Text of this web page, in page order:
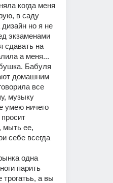
когда меня
в саду
но я не
экзаменами
сдавать на
а меня...
Бабуля
домашним
все
музыку
умею ничего
мыть ее,
себе всегда
одна
парить
трогатьь, а вы